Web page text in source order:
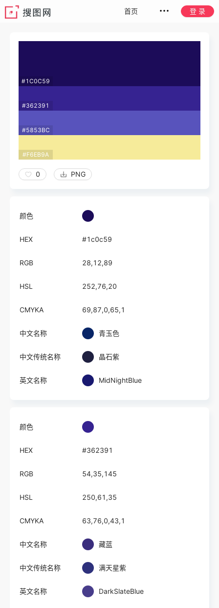
首页 登 录
#1C0C59
#362391
#5853BC
#F6EB9A
0 PNG
颜色
HEX #1c0c59
RGB 28,12,89
HSL 252,76,20
CMYKA 69,87,0,65,1
中文名称 青玉色
中文传统名称 晶石紫
英文名称 MidNightBlue
颜色
HEX #362391
RGB 54,35,145
HSL 250,61,35
CMYKA 63,76,0,43,1
中文名称 藏蓝
中文传统名称 满天星紫
英文名称 DarkSlateBlue